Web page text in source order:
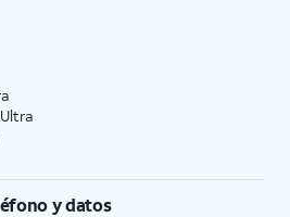
y datos